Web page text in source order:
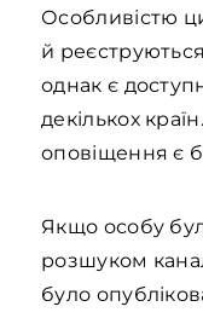
Особливістю
й
однак є
декількох
оповіщення є
Якщо особу
розшуком
було